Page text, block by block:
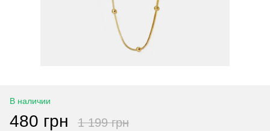
В наличии
480 грн 1 199 грн